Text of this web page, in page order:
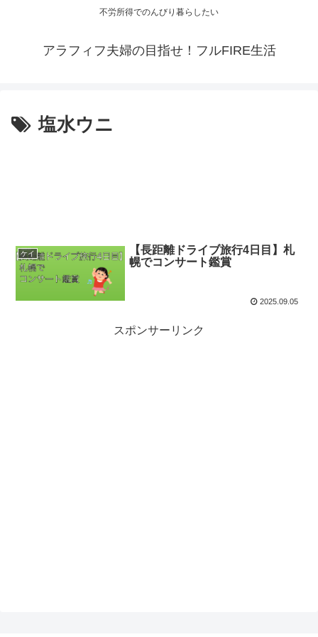
不労所得でのんびり暮らしたい
アラフィフ夫婦の目指せ！フルFIRE生活
塩水ウニ
ケイ
【長距離ドライブ旅行4日目】札
幌でコンサート鑑賞
2025.09.05
スポンサーリンク